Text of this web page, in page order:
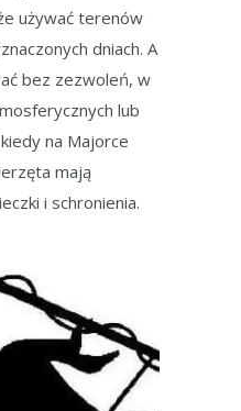
używać terenów
dniach. A
bez zezwoleń, w
lub
na Majorce
mają
i schronienia.